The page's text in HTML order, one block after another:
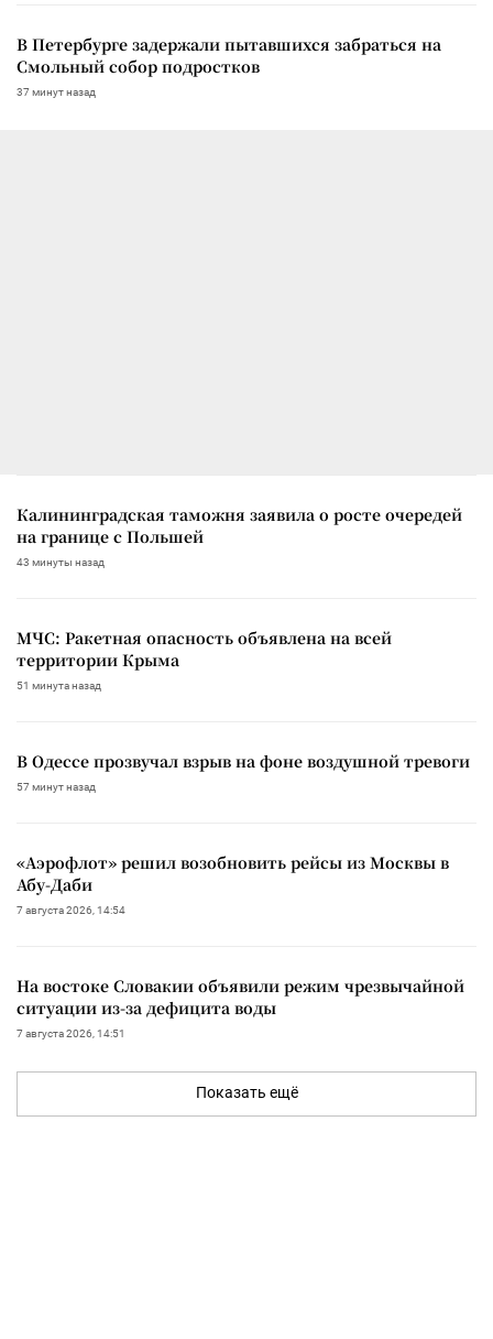
В Петербурге задержали пытавшихся забраться на
Смольный собор подростков
37 минут назад
Калининградская таможня заявила о росте очередей
на границе с Польшей
43 минуты назад
МЧС: Ракетная опасность объявлена на всей
территории Крыма
51 минута назад
В Одессе прозвучал взрыв на фоне воздушной тревоги
57 минут назад
«Аэрофлот» решил возобновить рейсы из Москвы в
Абу-Даби
7 августа 2026, 14:54
На востоке Словакии объявили режим чрезвычайной
ситуации из-за дефицита воды
7 августа 2026, 14:51
Показать ещё